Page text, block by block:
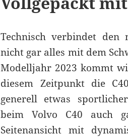
Technisch verbindet den
nicht gar alles mit dem
Modelljahr 2023 kommt
diesem Zeitpunkt die
generell etwas
beim Volvo C40 auch
Seitenansicht mit